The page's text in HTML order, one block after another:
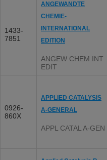
1433-
7851
ANGEWANDTE
CHEMIE-
INTERNATIONAL
EDITION
ANGEW CHEM INT
EDIT
0926-
860X
APPLIED CATALYSIS
A-GENERAL
APPL CATAL A-GEN